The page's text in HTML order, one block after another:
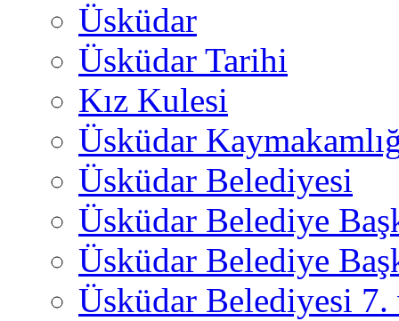
Üsküdar
Üsküdar Tarihi
Kız Kulesi
Üsküdar
Üsküdar Belediyesi
Üsküdar Belediye
Üsküdar Belediye
Üsküdar Belediyesi